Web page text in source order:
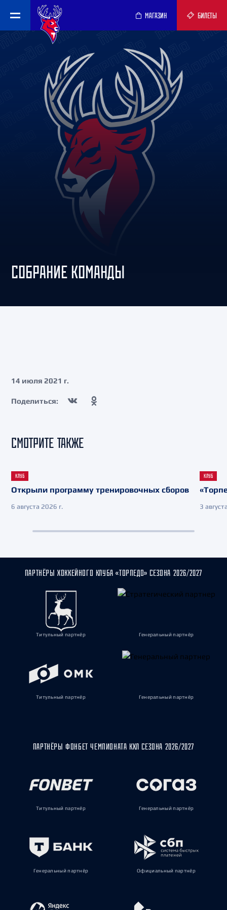
МАГАЗИН БИЛЕТЫ
СОБРАНИЕ КОМАНДЫ
14 июля 2021 г.
Поделиться:
СМОТРИТЕ ТАКЖЕ
КЛУБ
Открыли программу тренировочных сборов
6 августа 2026 г.
КЛУБ
3
ПАРТНЁРЫ ХОККЕЙНОГО КЛУБА «ТОРПЕДО» СЕЗОНА 2026/2027
Титульный партнёр Генеральный партнёр
Титульный партнёр Генеральный партнёр
ПАРТНЁРЫ ФОНБЕТ ЧЕМПИОНАТА КХЛ СЕЗОНА 2026/2027
Титульный партнёр Генеральный партнёр
Генеральный партнёр Официальный партнёр